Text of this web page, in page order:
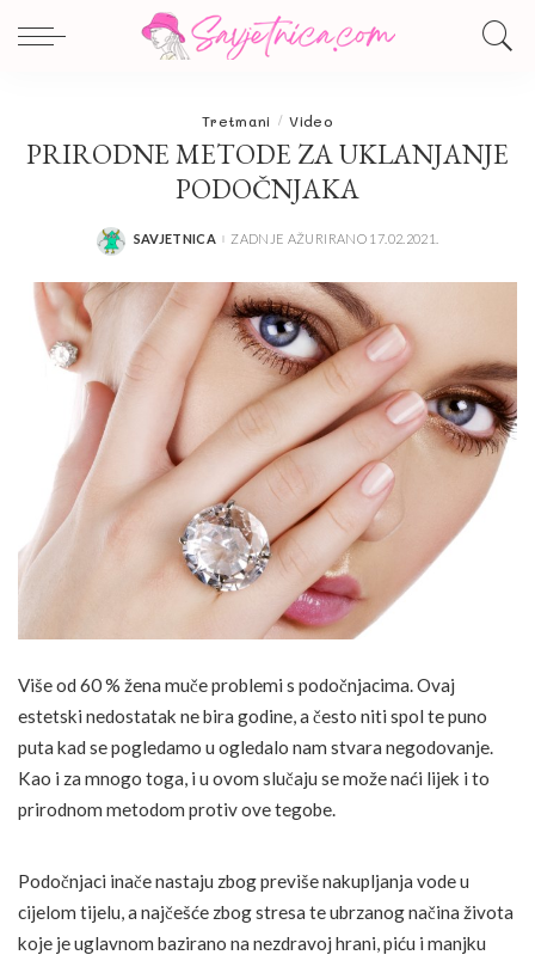
Tretmani Video
PRIRODNE METODE ZA UKLANJANJE
PODOČNJAKA
POSTED
SAVJETNICA ZADNJE AŽURIRANO 17.02.2021.
Više od 60 % žena muče problemi s podočnjacima. Ovaj
estetski nedostatak ne bira godine, a često niti spol te puno
puta kad se pogledamo u ogledalo nam stvara negodovanje.
Kao i za mnogo toga, i u ovom slučaju se može naći lijek i to
prirodnom metodom protiv ove tegobe.
Podočnjaci inače nastaju zbog previše nakupljanja vode u
cijelom tijelu, a najčešće zbog stresa te ubrzanog načina života
koje je uglavnom bazirano na nezdravoj hrani, piću i manjku